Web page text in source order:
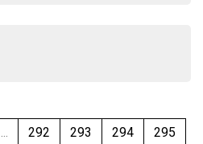
... 292 293 294
295